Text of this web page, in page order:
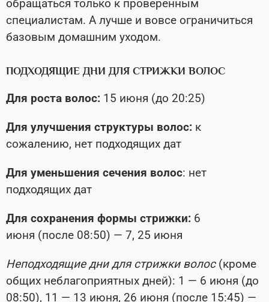
обращаться только к проверенным
специалистам. А лучше и вовсе ограничиться
базовым домашним уходом.
ПОДХОДЯЩИЕ ДНИ ДЛЯ СТРИЖКИ ВОЛОС
Для роста волос: 15 июня (до 20:25)
Для улучшения структуры волос: к
сожалению, нет подходящих дат
Для уменьшения сечения волос: нет
подходящих дат
Для сохранения формы стрижки: 6
июня (после 08:50) — 7, 25 июня
Неподходящие дни для стрижки волос(кроме
общих неблагоприятных дней): 1 — 6 июня (до
08:50), 11 — 13 июня, 26 июня (после 15:45) —